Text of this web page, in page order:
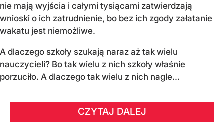
nie mają wyjścia i całymi tysiącami zatwierdzają
wnioski o ich zatrudnienie, bo bez ich zgody załatanie
wakatu jest niemożliwe.
A dlaczego szkoły szukają naraz aż tak wielu
nauczycieli? Bo tak wielu z nich szkoły właśnie
porzuciło. A dlaczego tak wielu z nich nagle...
CZYTAJ DALEJ